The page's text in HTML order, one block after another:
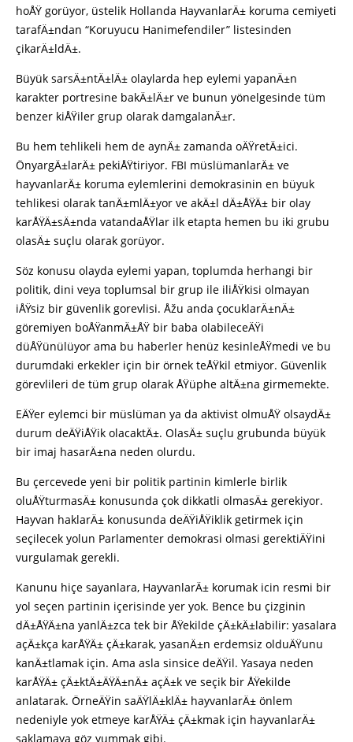
hoÅŸ gorüyor, üstelik Hollanda HayvanlarÄ± koruma cemiyeti
tarafÄ±ndan “Koruyucu Hanimefendiler” listesinden
çikarÄ±ldÄ±.
Büyük sarsÄ±ntÄ±lÄ± olaylarda hep eylemi yapanÄ±n
karakter portresine bakÄ±lÄ±r ve bunun yönelgesinde tüm
benzer kiÅŸiler grup olarak damgalanÄ±r.
Bu hem tehlikeli hem de aynÄ± zamanda oÄŸretÄ±ici.
ÖnyargÄ±larÄ± pekiÅŸtiriyor. FBI müslümanlarÄ± ve
hayvanlarÄ± koruma eylemlerini demokrasinin en büyuk
tehlikesi olarak tanÄ±mlÄ±yor ve akÄ±l dÄ±ÅŸÄ± bir olay
karÅŸÄ±sÄ±nda vatandaÅŸlar ilk etapta hemen bu iki grubu
olasÄ± suçlu olarak gorüyor.
Söz konusu olayda eylemi yapan, toplumda herhangi bir
politik, dini veya toplumsal bir grup ile iliÅŸkisi olmayan
iÅŸsiz bir güvenlik gorevlisi. Åžu anda çocuklarÄ±nÄ±
göremiyen boÅŸanmÄ±ÅŸ bir baba olabileceÄŸi
düÅŸünülüyor ama bu haberler henüz kesinleÅŸmedi ve bu
durumdaki erkekler için bir örnek teÅŸkil etmiyor. Güvenlik
görevlileri de tüm grup olarak ÅŸüphe altÄ±na girmemekte.
EÄŸer eylemci bir müslüman ya da aktivist olmuÅŸ olsaydÄ±
durum deÄŸiÅŸik olacaktÄ±. OlasÄ± suçlu grubunda büyük
bir imaj hasarÄ±na neden olurdu.
Bu çercevede yeni bir politik partinin kimlerle birlik
oluÅŸturmasÄ± konusunda çok dikkatli olmasÄ± gerekiyor.
Hayvan haklarÄ± konusunda deÄŸiÅŸiklik getirmek için
seçilecek yolun Parlamenter demokrasi olmasi gerektiÄŸini
vurgulamak gerekli.
Kanunu hiçe sayanlara, HayvanlarÄ± korumak icin resmi bir
yol seçen partinin içerisinde yer yok. Bence bu çizginin
dÄ±ÅŸÄ±na yanlÄ±zca tek bir ÅŸekilde çÄ±kÄ±labilir: yasalara
açÄ±kça karÅŸÄ± çÄ±karak, yasanÄ±n erdemsiz olduÄŸunu
kanÄ±tlamak için. Ama asla sinsice deÄŸil. Yasaya neden
karÅŸÄ± çÄ±ktÄ±ÄŸÄ±nÄ± açÄ±k ve seçik bir ÅŸekilde
anlatarak. ÖrneÄŸin saÄŸlÄ±klÄ± hayvanlarÄ± önlem
nedeniyle yok etmeye karÅŸÄ± çÄ±kmak için hayvanlarÄ±
saklamaya göz yummak gibi.